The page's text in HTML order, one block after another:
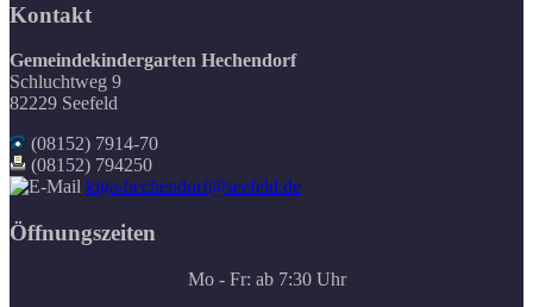
Kontakt
Gemeindekindergarten Hechendorf
Schluchtweg 9
82229 Seefeld
(08152) 7914-70
(08152) 794250
kiga-hechendorf@seefeld.de
Öffnungszeiten
Mo - Fr: ab 7:30 Uhr